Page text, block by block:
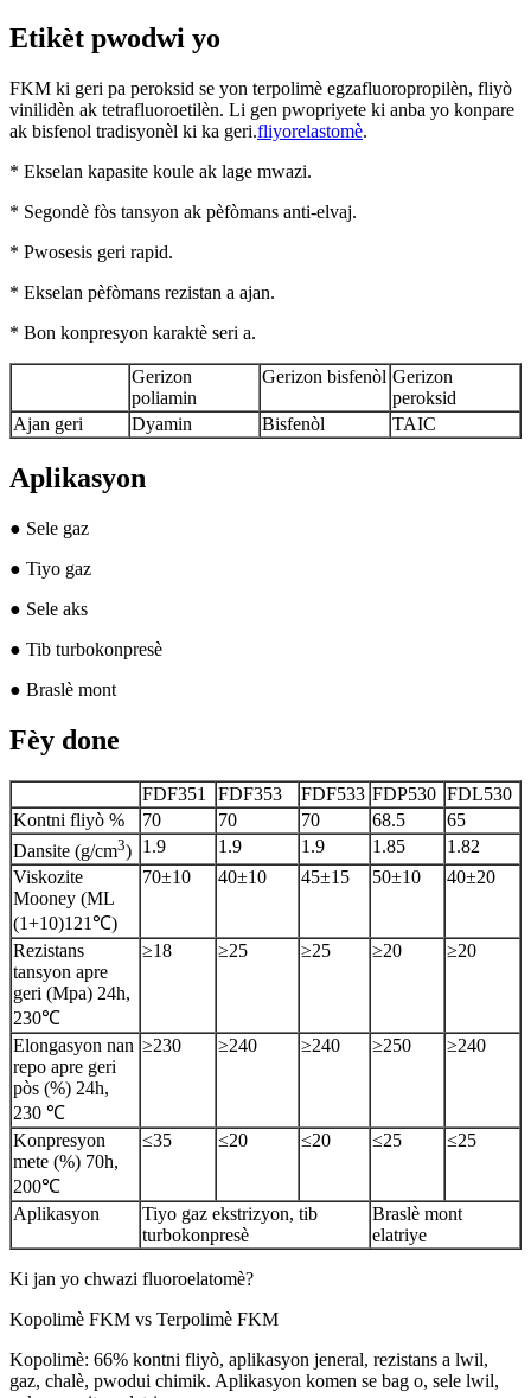
Etikèt pwodwi yo
FKM ki geri pa peroksid se yon terpolimè egzafluoropropilèn, fliyò
vinilidèn ak tetrafluoroetilèn. Li gen pwopriyete ki anba yo konpare
ak bisfenol tradisyonèl ki ka geri.fliyorelastomè.
* Ekselan kapasite koule ak lage mwazi.
* Segondè fòs tansyon ak pèfòmans anti-elvaj.
* Pwosesis geri rapid.
* Ekselan pèfòmans rezistan a ajan.
* Bon konpresyon karaktè seri a.
Gerizon
poliamin
Gerizon bisfenòl Gerizon
peroksid
Ajan geri
Dyamin Bisfenòl TAIC
Aplikasyon
● Sele gaz
● Tiyo gaz
● Sele aks
● Tib turbokonpresè
● Braslè mont
Fèy done
FDF351 FDF353 FDF533 FDP530 FDL530
Kontni fliyò %
70 70 70 68.5
65
Dansite (g/cm3) 1.9 1.9 1.9 1.85
1.82
Viskozite
Mooney (ML
(1+10)121℃)
70±10 40±10 45±15 50±10 40±20
Rezistans
tansyon apre
geri (Mpa) 24h,
230℃
≥18 ≥25 ≥25 ≥20 ≥20
Elongasyon nan
repo apre geri
pòs (%) 24h,
230 ℃
≥230 ≥240 ≥240 ≥250 ≥240
Konpresyon
mete (%) 70h,
200℃
≤35 ≤20 ≤20 ≤25 ≤25
Aplikasyon
Tiyo gaz ekstrizyon, tib
turbokonpresè
Braslè mont
elatriye
Ki jan yo chwazi fluoroelatomè?
Kopolimè FKM vs Terpolimè FKM
Kopolimè: 66% kontni fliyò, aplikasyon jeneral, rezistans a lwil,
gaz, chalè, pwodui chimik. Aplikasyon komen se bag o, sele lwil,